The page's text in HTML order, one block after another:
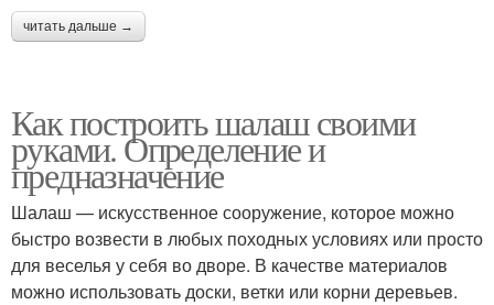
читать дальше →
Как построить шалаш своими
руками. Определение и
предназначение
Шалаш — искусственное сооружение, которое можно
быстро возвести в любых походных условиях или просто
для веселья у себя во дворе. В качестве материалов
можно использовать доски, ветки или корни деревьев.